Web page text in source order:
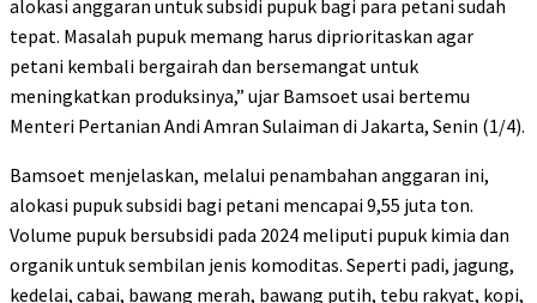
alokasi anggaran untuk subsidi pupuk bagi para petani sudah
tepat. Masalah pupuk memang harus diprioritaskan agar
petani kembali bergairah dan bersemangat untuk
meningkatkan produksinya,” ujar Bamsoet usai bertemu
Menteri Pertanian Andi Amran Sulaiman di Jakarta, Senin (1/4).
Bamsoet menjelaskan, melalui penambahan anggaran ini,
alokasi pupuk subsidi bagi petani mencapai 9,55 juta ton.
Volume pupuk bersubsidi pada 2024 meliputi pupuk kimia dan
organik untuk sembilan jenis komoditas. Seperti padi, jagung,
kedelai, cabai, bawang merah, bawang putih, tebu rakyat, kopi,